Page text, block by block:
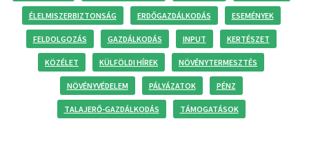
ÉLELMISZERBIZTONSÁG ERDŐGAZDÁLKODÁS ESEMÉNYEK
FELDOLGOZÁS GAZDÁLKODÁS INPUT KERTÉSZET
KÖZÉLET KÜLFÖLDI HÍREK NÖVÉNYTERMESZTÉS
NÖVÉNYVÉDELEM PÁLYÁZATOK PÉNZ
TALAJERŐ-GAZDÁLKODÁS TÁMOGATÁSOK